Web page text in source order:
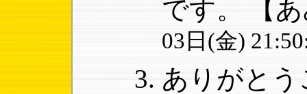
です。
【
03日(金)
ありがと